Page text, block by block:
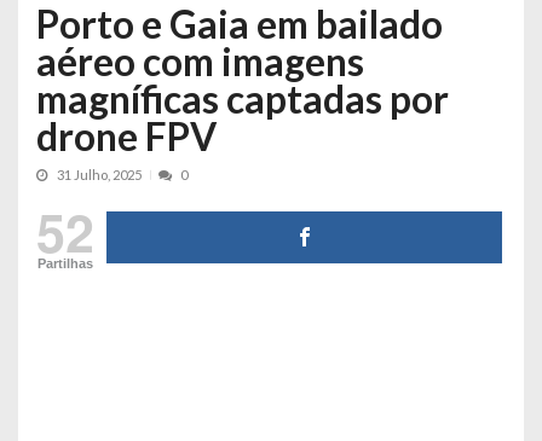
Porto e Gaia em bailado
aéreo com imagens
magníficas captadas por
drone FPV
31 Julho, 2025 0
52
Partilhas